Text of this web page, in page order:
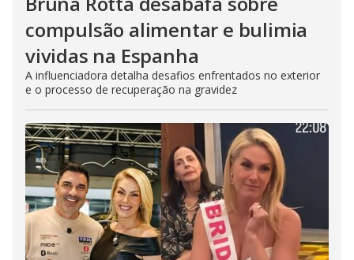
compulsão alimentar e bulimia
vividas na Espanha
A influenciadora detalha desafios enfrentados no exterior
e o processo de recuperação na gravidez